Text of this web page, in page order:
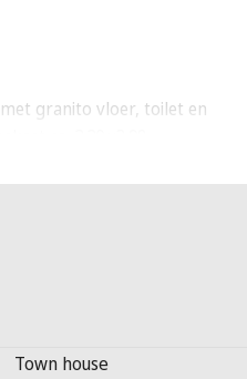
granito vloer, toilet en
en 6 x 3.80 met originele
de volle breedte aan de
Town house